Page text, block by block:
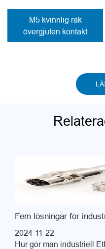
M5 kvinnlig rak
övergjuten kontakt
Fem lösningar för
2024-11-22
Hur gör man industriell